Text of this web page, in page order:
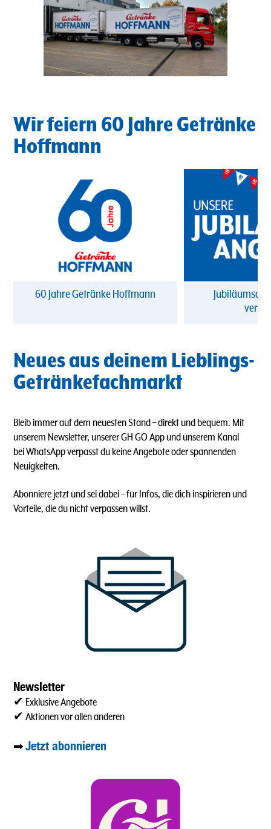
Wir feiern 60 Jahre Getränke
Hoffmann
60 Jahre Getränke Hoffmann
Neues aus deinem Lieblings-
Getränkefachmarkt
Bleib immer auf dem neuesten Stand – direkt und bequem. Mit
unserem Newsletter, unserer GH GO App und unserem Kanal
bei WhatsApp verpasst du keine Angebote oder spannenden
Neuigkeiten.
Abonniere jetzt und sei dabei – für Infos, die dich inspirieren und
Vorteile, die du nicht verpassen willst.
Newsletter
✔ Exklusive Angebote
✔ Aktionen vor allen anderen
➡ Jetzt abonnieren